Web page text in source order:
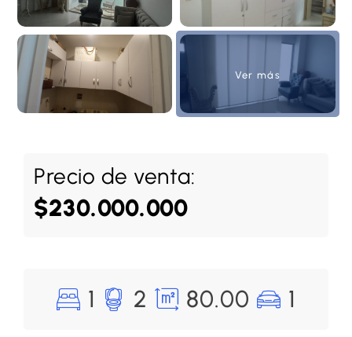
Ver más
Precio de venta:
$230.000.000
1 2 80.00 1